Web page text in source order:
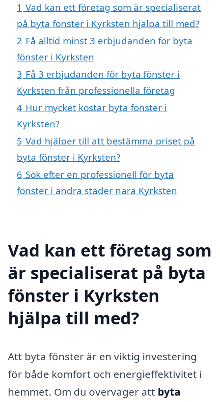
1 Vad kan ett företag som är specialiserat
på byta fönster i Kyrksten hjälpa till med?
2 Få alltid minst 3 erbjudanden för byta
fönster i Kyrksten
3 Få 3 erbjudanden för byta fönster i
Kyrksten från professionella företag
4 Hur mycket kostar byta fönster i
Kyrksten?
5 Vad hjälper till att bestämma priset på
byta fönster i Kyrksten?
6 Sök efter en professionell för byta
fönster i andra städer nära Kyrksten
Vad kan ett företag som
är specialiserat på byta
fönster i Kyrksten
hjälpa till med?
Att byta fönster är en viktig investering
för både komfort och energieffektivitet i
hemmet. Om du överväger att byta